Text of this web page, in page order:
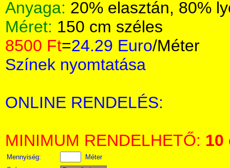
Anyaga: 20% elasztán, 80%
Méret: 150 cm széles
8500 Ft=24.29 Euro/Méter
Színek nyomtatása
ONLINE RENDELÉS:
MINIMUM RENDELHETŐ: 10
Mennyiség:
Méter